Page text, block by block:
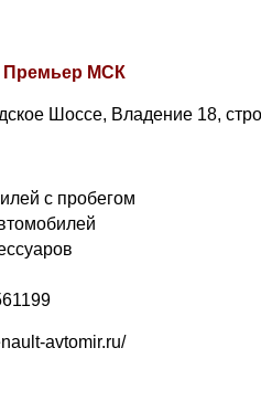
Премьер МСК
Шоссе, Владение 18,
с пробегом
avtomir.ru/